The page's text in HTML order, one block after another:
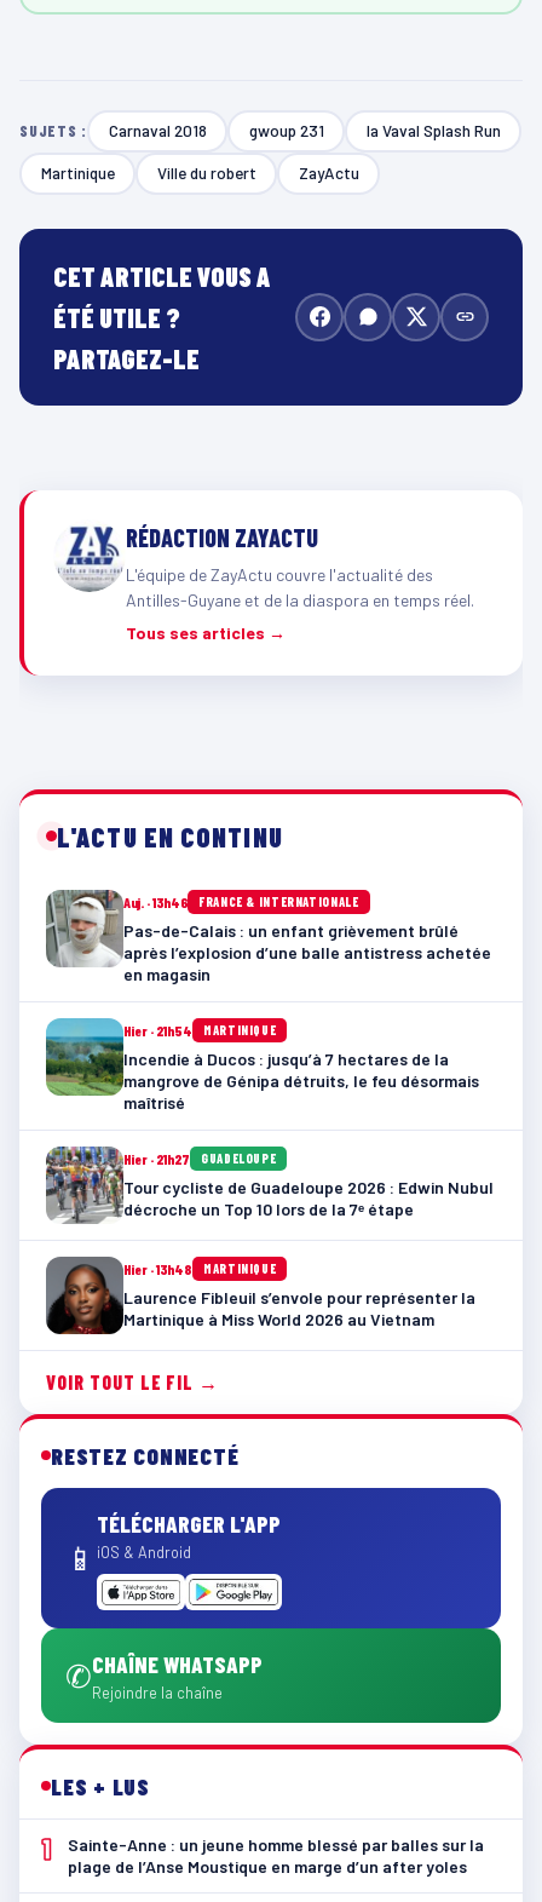
SUJETS : Carnaval 2018 gwoup 231 la Vaval Splash Run
Martinique Ville du robert ZayActu
CET ARTICLE VOUS A
ÉTÉ UTILE ?
PARTAGEZ-LE
RÉDACTION ZAYACTU
L'équipe de ZayActu couvre l'actualité des
Antilles-Guyane et de la diaspora en temps réel.
Tous ses articles →
L'ACTU EN CONTINU
Auj. · 13h46 FRANCE & INTERNATIONALE
Pas-de-Calais : un enfant grièvement brûlé
après l’explosion d’une balle antistress achetée
en magasin
Hier · 21h54 MARTINIQUE
Incendie à Ducos : jusqu’à 7 hectares de la
mangrove de Génipa détruits, le feu désormais
maîtrisé
Hier · 21h27 GUADELOUPE
Tour cycliste de Guadeloupe 2026 : Edwin Nubul
décroche un Top 10 lors de la 7ᵉ étape
Hier · 13h48 MARTINIQUE
Laurence Fibleuil s’envole pour représenter la
Martinique à Miss World 2026 au Vietnam
VOIR TOUT LE FIL →
RESTEZ CONNECTÉ
📱
TÉLÉCHARGER L'APP
iOS & Android
✆CHAÎNE WHATSAPP
Rejoindre la chaîne
LES + LUS
1
Sainte-Anne : un jeune homme blessé par balles sur la
plage de l’Anse Moustique en marge d’un after yoles